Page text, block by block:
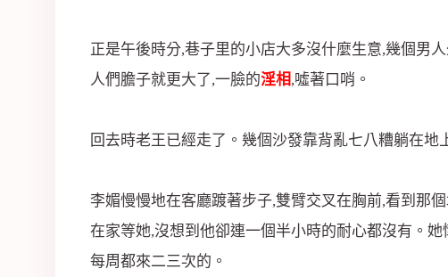
正是午後時分,巷子里的小店大多沒什麼生意,幾個男
人們膽子就更大了,一臉的淫相,噓著口哨。
回去時老王已經走了。幾個沙發靠背亂七八糟躺在
李媚慢慢地在客廳踱著步子,雙臂交叉在胸前,看到那
在家等她,沒想到他卻連一個半小時的耐心都沒有。她
每周都來二三次的。